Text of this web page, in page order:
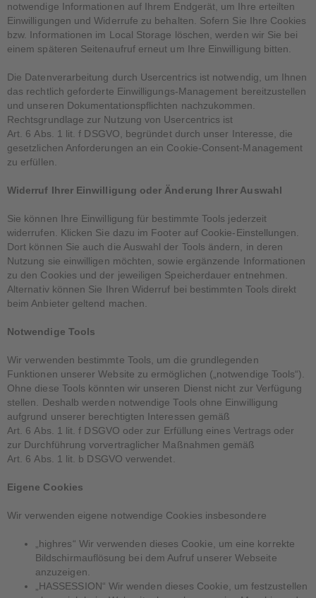
notwendige Informationen auf Ihrem Endgerät, um Ihre erteilten
Einwilligungen und Widerrufe zu behalten. Sofern Sie Ihre Cookies
bzw. Informationen im Local Storage löschen, werden wir Sie bei
einem späteren Seitenaufruf erneut um Ihre Einwilligung bitten.
Die Datenverarbeitung durch Usercentrics ist notwendig, um Ihnen
das rechtlich geforderte Einwilligungs-Management bereitzustellen
und unseren Dokumentationspflichten nachzukommen.
Rechtsgrundlage zur Nutzung von Usercentrics ist
Art. 6 Abs. 1 lit. f DSGVO, begründet durch unser Interesse, die
gesetzlichen Anforderungen an ein Cookie-Consent-Management
zu erfüllen.
Widerruf Ihrer Einwilligung oder Änderung Ihrer Auswahl
Sie können Ihre Einwilligung für bestimmte Tools jederzeit
widerrufen. Klicken Sie dazu im Footer auf Cookie-Einstellungen.
Dort können Sie auch die Auswahl der Tools ändern, in deren
Nutzung sie einwilligen möchten, sowie ergänzende Informationen
zu den Cookies und der jeweiligen Speicherdauer entnehmen.
Alternativ können Sie Ihren Widerruf bei bestimmten Tools direkt
beim Anbieter geltend machen.
Notwendige Tools
Wir verwenden bestimmte Tools, um die grundlegenden
Funktionen unserer Website zu ermöglichen („notwendige Tools“).
Ohne diese Tools könnten wir unseren Dienst nicht zur Verfügung
stellen. Deshalb werden notwendige Tools ohne Einwilligung
aufgrund unserer berechtigten Interessen gemäß
Art. 6 Abs. 1 lit. f DSGVO oder zur Erfüllung eines Vertrags oder
zur Durchführung vorvertraglicher Maßnahmen gemäß
Art. 6 Abs. 1 lit. b DSGVO verwendet.
Eigene Cookies
Wir verwenden eigene notwendige Cookies insbesondere
„highres“ Wir verwenden dieses Cookie, um eine korrekte
Bildschirmauflösung bei dem Aufruf unserer Webseite
anzuzeigen.
„HASSESSION“ Wir wenden dieses Cookie, um festzustellen